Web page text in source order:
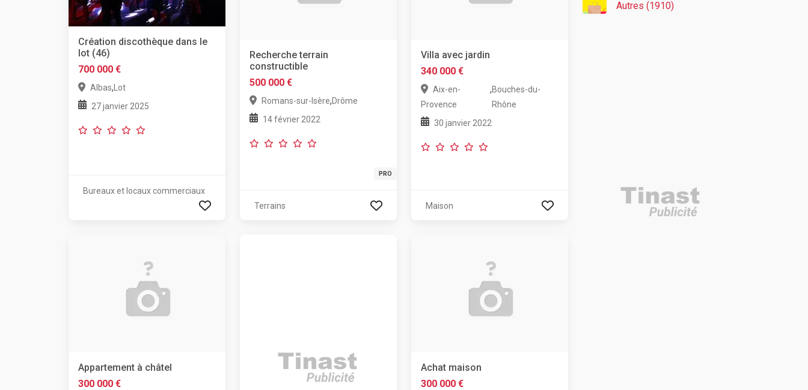
Création discothèque dans le
lot (46)
700 000 €
Albas,Lot
27 janvier 2025
Bureaux et locaux commerciaux
Recherche terrain
constructible
500 000 €
Romans-sur-Isère,Drôme
14 février 2022
PRO
Terrains
Villa avec jardin
340 000 €
Aix-en-
Provence
,Bouches-du-
Rhône
30 janvier 2022
Maison
Appartement à châtel
300 000 €
Achat maison
300 000 €
Autres (1910)